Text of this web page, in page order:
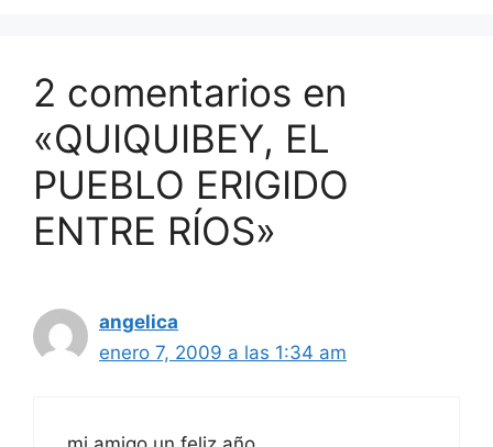
2 comentarios en
«QUIQUIBEY, EL
PUEBLO ERIGIDO
ENTRE RÍOS»
angelica
enero 7, 2009 a las 1:34 am